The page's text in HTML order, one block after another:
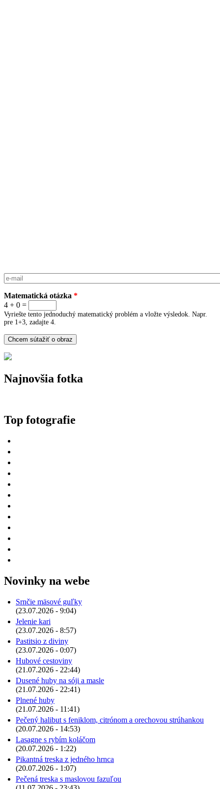
E-mail
Matematická otázka *
4 + 0 =
Vyriešte tento jednoduchý matematický problém a vložte výsledok. Napr.
pre 1+3, zadajte 4.
Najnovšia fotka
Top fotografie
Novinky na webe
Srnčie mäsové guľky
(23.07.2026 - 9:04)
Jelenie kari
(23.07.2026 - 8:57)
Pastitsio z diviny
(23.07.2026 - 0:07)
Hubové cestoviny
(21.07.2026 - 22:44)
Dusené huby na sóji a masle
(21.07.2026 - 22:41)
Plnené huby
(21.07.2026 - 11:41)
Pečený halibut s feniklom, citrónom a orechovou strúhankou
(20.07.2026 - 14:53)
Lasagne s rybím koláčom
(20.07.2026 - 1:22)
Pikantná treska z jedného hrnca
(20.07.2026 - 1:07)
Pečená treska s maslovou fazuľou